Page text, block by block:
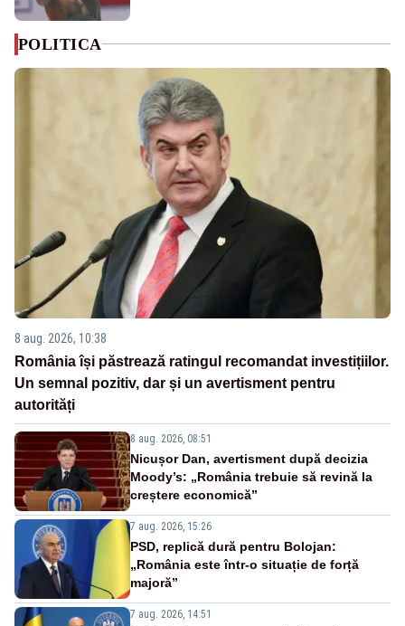
POLITICA
8 aug. 2026, 10:38
România își păstrează ratingul recomandat investițiilor.
Un semnal pozitiv, dar și un avertisment pentru
autorități
8 aug. 2026, 08:51
Nicușor Dan, avertisment după decizia
Moody’s: „România trebuie să revină la
creștere economică”
7 aug. 2026, 15:26
PSD, replică dură pentru Bolojan:
„România este într-o situație de forță
majoră”
7 aug. 2026, 14:51